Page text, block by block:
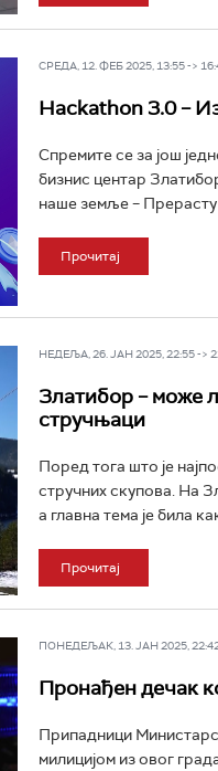
СРЕДА, 12. ФЕБ 2025, 13:55 ->
Hackathon 3.0 –
Спремите се за још
бизнис центар
наше земље – Прерасту
Прочитај
НЕДЕЉА, 26. ЈАН 2025, 22:55 ->
Златибор – може
стручњаци
Поред тога што је
стручних скупова. На
а главна тема је била
Прочитај
ПОНЕДЕЉАК, 13. ЈАН 2025,
Пронађен дечак
Припадници
милицијом из овог